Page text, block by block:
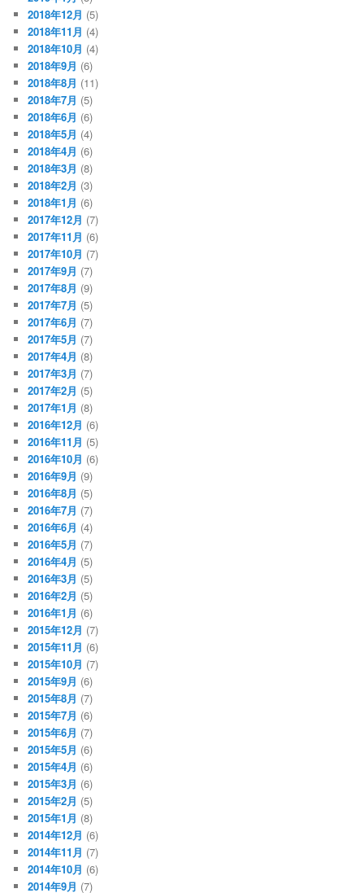
2018年12月 (5)
2018年11月 (4)
2018年10月 (4)
2018年9月 (6)
2018年8月 (11)
2018年7月 (5)
2018年6月 (6)
2018年5月 (4)
2018年4月 (6)
2018年3月 (8)
2018年2月 (3)
2018年1月 (6)
2017年12月 (7)
2017年11月 (6)
2017年10月 (7)
2017年9月 (7)
2017年8月 (9)
2017年7月 (5)
2017年6月 (7)
2017年5月 (7)
2017年4月 (8)
2017年3月 (7)
2017年2月 (5)
2017年1月 (8)
2016年12月 (6)
2016年11月 (5)
2016年10月 (6)
2016年9月 (9)
2016年8月 (5)
2016年7月 (7)
2016年6月 (4)
2016年5月 (7)
2016年4月 (5)
2016年3月 (5)
2016年2月 (5)
2016年1月 (6)
2015年12月 (7)
2015年11月 (6)
2015年10月 (7)
2015年9月 (6)
2015年8月 (7)
2015年7月 (6)
2015年6月 (7)
2015年5月 (6)
2015年4月 (6)
2015年3月 (6)
2015年2月 (5)
2015年1月 (8)
2014年12月 (6)
2014年11月 (7)
2014年10月 (6)
2014年9月 (7)